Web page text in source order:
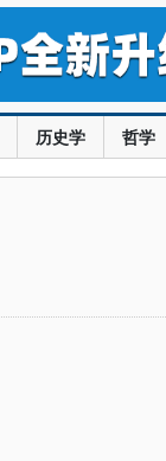
历史学 哲学